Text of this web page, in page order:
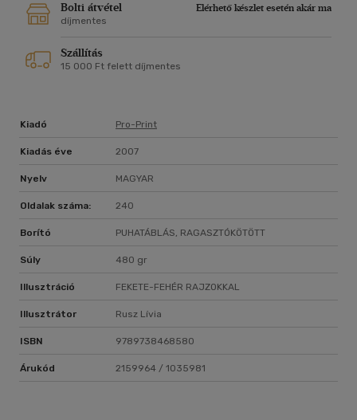
Bolti átvétel
Elérhető készlet esetén akár ma
díjmentes
Szállítás
15 000 Ft felett díjmentes
Kiadó Pro-Print
Kiadás éve 2007
Nyelv MAGYAR
Oldalak száma: 240
Borító PUHATÁBLÁS, RAGASZTÓKÖTÖTT
Súly 480 gr
Illusztráció FEKETE-FEHÉR RAJZOKKAL
Illusztrátor Rusz Lívia
ISBN 9789738468580
Árukód 2159964 / 1035981